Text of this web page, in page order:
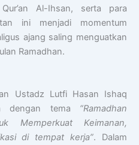
Al-Ihsan, serta para
ini menjadi momentum
ajang saling menguatkan
Ramadhan.
Ustadz Lutfi Hasan Ishaq
dengan tema “Ramadhan
Memperkuat Keimanan,
di tempat kerja”. Dalam